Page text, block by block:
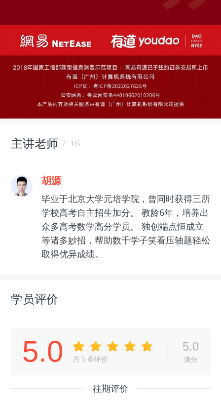
主讲老师 1位
胡源
毕业于北京大学元培学院，曾同时获得三所
学校高考自主招生加分。 教龄6年，培养出
众多高考数学高分学员。 独创端点恒成立
等诸多妙招，帮助数千学子笑看压轴题轻松
取得优异成绩。
学员评价
5.0 共 5 条评价
5.0
满分
往期评价